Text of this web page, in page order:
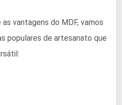
vantagens do MDF, vamos
populares de artesanato que